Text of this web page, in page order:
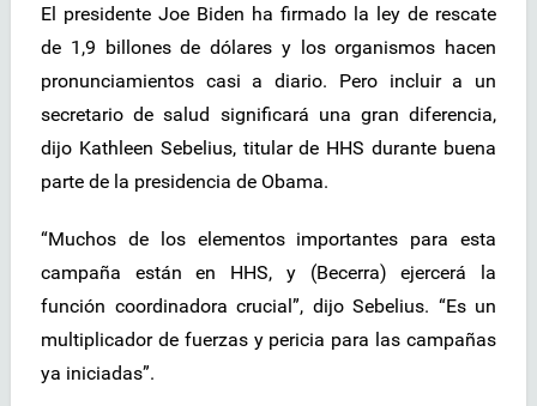
El presidente Joe Biden ha firmado la ley de rescate
de 1,9 billones de dólares y los organismos hacen
pronunciamientos casi a diario. Pero incluir a un
secretario de salud significará una gran diferencia,
dijo Kathleen Sebelius, titular de HHS durante buena
parte de la presidencia de Obama.
“Muchos de los elementos importantes para esta
campaña están en HHS, y (Becerra) ejercerá la
función coordinadora crucial”, dijo Sebelius. “Es un
multiplicador de fuerzas y pericia para las campañas
ya iniciadas”.